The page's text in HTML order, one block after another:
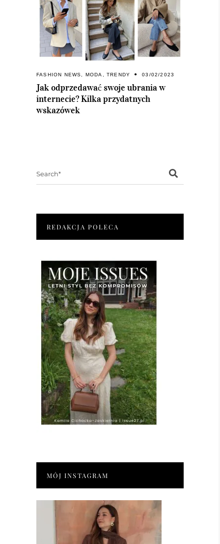
FASHION NEWS MODA ,TRENDY 03/02/2023
Jak odprzedawać swoje ubrania w
internecie? Kilka przydatnych
wskazówek
REDAKCJA POLECA
MÓJ INSTAGRAM